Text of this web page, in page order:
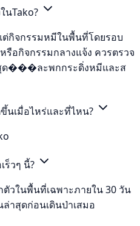
นTako?
กิจกรรมหมีในพื้นที่โดยรอบ
รือกิจกรรมกลางแจ้ง ควรตรวจ
ด���ละพกกระดิ่งหมีและส
นเมื่อไหร่และที่ไหน?
ร็วๆ นี้?
วในพื้นที่เฉพาะภายใน 30 วัน
าสุดก่อนเดินป่าเสมอ